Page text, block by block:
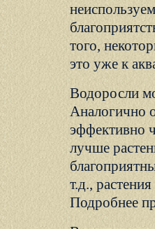
того,
это уже к
Водоросли
Аналогично
эффективно
лучше
т.д.,
Подробнее